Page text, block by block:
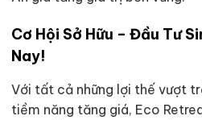
Cơ Hội Sở Hữu – Đầu Tư
Nay!
Với tất cả những lợi thế vượt
tiềm năng tăng giá, Eco